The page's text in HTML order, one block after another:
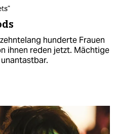
hunderte Frauen
ihnen reden jetzt. Mächtige